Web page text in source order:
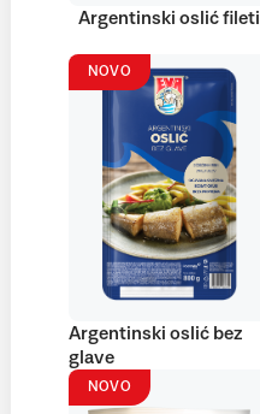
Argentinski oslić fileti
NOVO
Argentinski oslić bez
glave
NOVO